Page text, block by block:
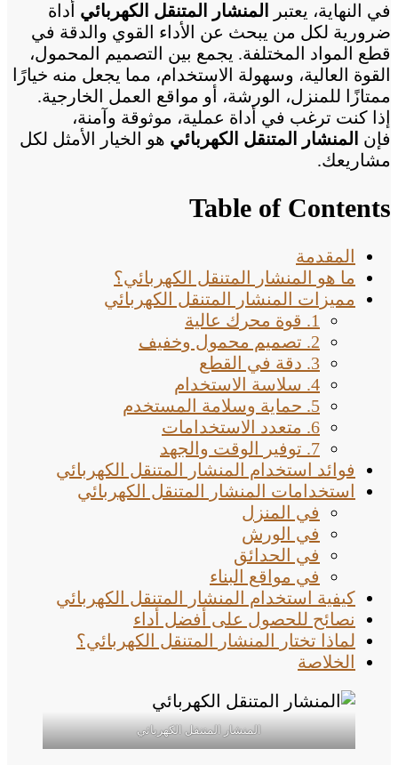
في النهاية، يعتبر المنشار المتنقل الكهربائي أداة
ضرورية لكل من يبحث عن الأداء القوي والدقة في
قطع المواد المختلفة. يجمع بين التصميم المحمول،
القوة العالية، وسهولة الاستخدام، مما يجعل منه خيارًا
ممتازًا للمنزل، الورشة، أو مواقع العمل الخارجية.
إذا كنت ترغب في أداة عملية، موثوقة وآمنة،
فإن المنشار المتنقل الكهربائي هو الخيار الأمثل لكل
مشاريعك.
Table of Contents
المقدمة
ما هو المنشار المتنقل الكهربائي؟
مميزات المنشار المتنقل الكهربائي
1. قوة محرك عالية
2. تصميم محمول وخفيف
3. دقة في القطع
4. سلاسة الاستخدام
5. حماية وسلامة المستخدم
6. متعدد الاستخدامات
7. توفير الوقت والجهد
فوائد استخدام المنشار المتنقل الكهربائي
استخدامات المنشار المتنقل الكهربائي
في المنزل
في الورش
في الحدائق
في مواقع البناء
كيفية استخدام المنشار المتنقل الكهربائي
نصائح للحصول على أفضل أداء
لماذا تختار المنشار المتنقل الكهربائي؟
الخلاصة
المنشار المتنقل الكهربائي